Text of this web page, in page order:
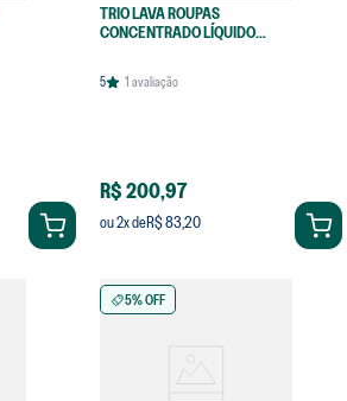
TRIO LAVA ROUPAS
CONCENTRADO LÍQUIDO
5 1 avaliação
R$ 200,97
ou2x deR$ 83,20
5% OFF